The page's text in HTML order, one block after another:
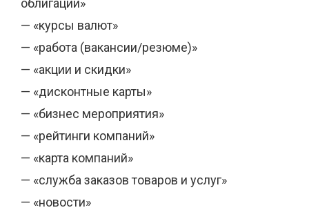
облигации»
— «курсы валют»
— «работа (вакансии/резюме)»
— «акции и скидки»
— «дисконтные карты»
— «бизнес мероприятия»
— «рейтинги компаний»
— «карта компаний»
— «служба заказов товаров и услуг»
— «новости»